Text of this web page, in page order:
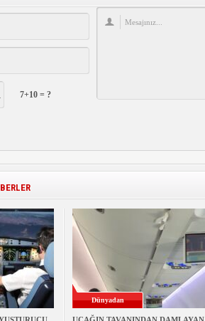
7+10 = ?
Dünyadan